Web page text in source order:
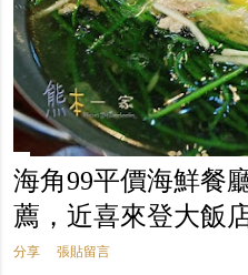
海角99平價海鮮餐
薦，近喜來登大飯
分享 張貼留言